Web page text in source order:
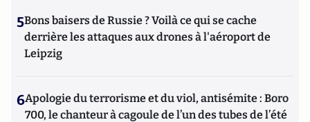
5Bons baisers de Russie ? Voilà ce qui se cache
derrière les attaques aux drones à l'aéroport de
Leipzig
6Apologie du terrorisme et du viol, antisémite : Boro
700, le chanteur à cagoule de l’un des tubes de l’été